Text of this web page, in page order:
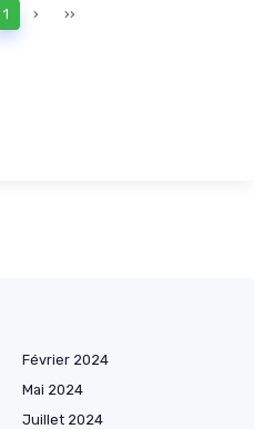
1 › ››
Février 2024
Mai 2024
Juillet 2024